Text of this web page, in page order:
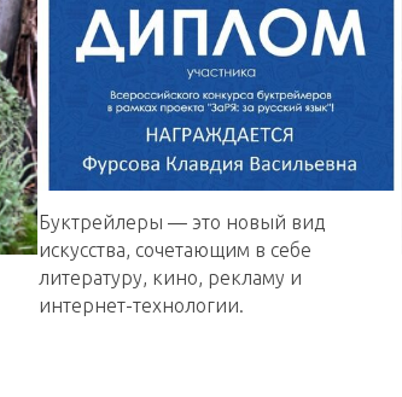
Буктрейлеры — это новый вид
искусства, сочетающим в себе
литературу, кино, рекламу и
интернет-технологии.